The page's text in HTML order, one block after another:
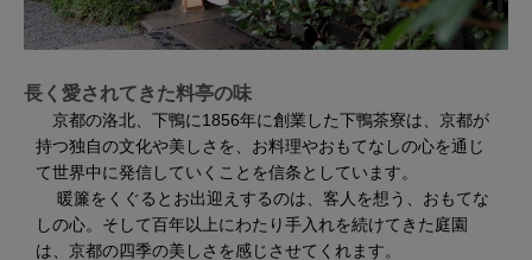
長く愛されてきた料亭の味
京都の洛北、下鴨に1856年に創業した下鴨茶寮は、京都が
持つ独自の文化や美しさを、お料理やおもてなしの心を通じ
て世界中に発信していくことを信条としています。
暖簾をくぐるとお出迎えするのは、客人を想う、おもてな
しの心。そして百年以上にわたり手入れを続けてきた庭園
は、京都の四季の美しさを感じさせてくれます。